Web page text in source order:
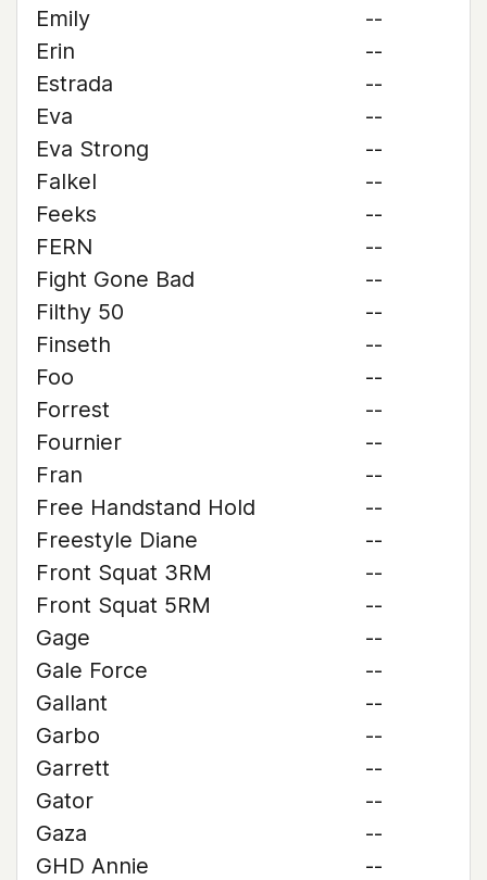
Emily
--
Erin
--
Estrada
--
Eva
--
Eva Strong
--
Falkel
--
Feeks
--
FERN
--
Fight Gone Bad
--
Filthy 50
--
Finseth
--
Foo
--
Forrest
--
Fournier
--
Fran
--
Free Handstand Hold
--
Freestyle Diane
--
Front Squat 3RM
--
Front Squat 5RM
--
Gage
--
Gale Force
--
Gallant
--
Garbo
--
Garrett
--
Gator
--
Gaza
--
GHD Annie
--